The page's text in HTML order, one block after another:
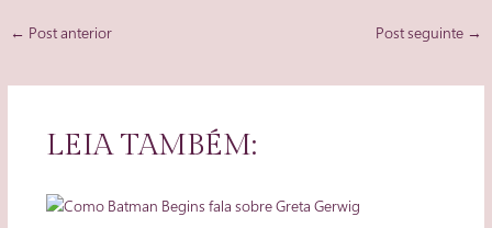
Post
← Post anterior Post seguinte →
LEIA TAMBÉM: